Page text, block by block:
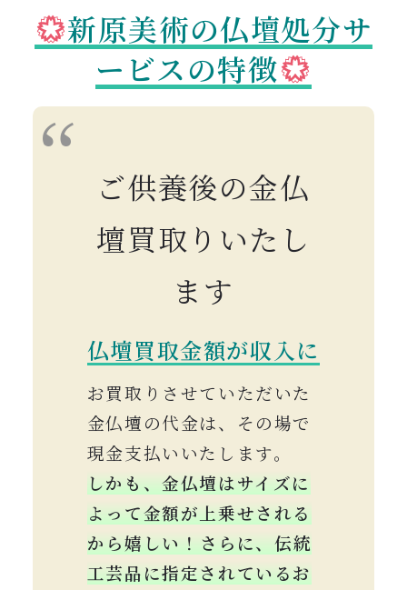
新原美術の仏壇処分サ
ービスの特徴
ご供養後の金仏
壇買取りいたし
ます
仏壇買取金額が収入に
お買取りさせていただいた
金仏壇の代金は、その場で
現金支払いいたします。
しかも、金仏壇はサイズに
よって金額が上乗せされる
から嬉しい！ さらに、伝統
工芸品に指定されているお